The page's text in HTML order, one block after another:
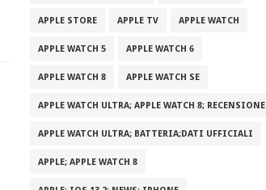
APPLE STORE APPLE TV APPLE WATCH
APPLE WATCH 5 APPLE WATCH 6
APPLE WATCH 8 APPLE WATCH SE
APPLE WATCH ULTRA; APPLE WATCH 8; RECENSIONE
APPLE WATCH ULTRA; BATTERIA;DATI UFFICIALI
APPLE; APPLE WATCH 8